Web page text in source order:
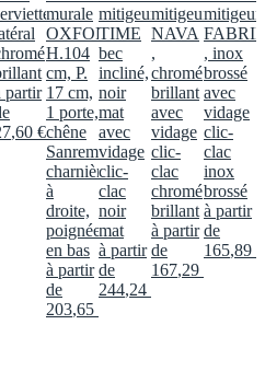
partir
,60 €
murale
OXFORD,
H.104
cm, P.
17 cm,
1 porte,
chêne
Sanremo,
charnières
à
droite,
poignée
en bas
à partir
de
203,65
mitigeur
TIME
bec
incliné,
noir
mat
avec
vidage
clic-
clac
noir
mat
à partir
de
244,24
mitigeur
NAVA
,
chromé
brillant
avec
vidage
clic-
clac
chromé
brillant
à partir
de
167,29
mitigeur
, inox
brossé
avec
vidage
clic-
clac
inox
brossé
à partir
de
165,89